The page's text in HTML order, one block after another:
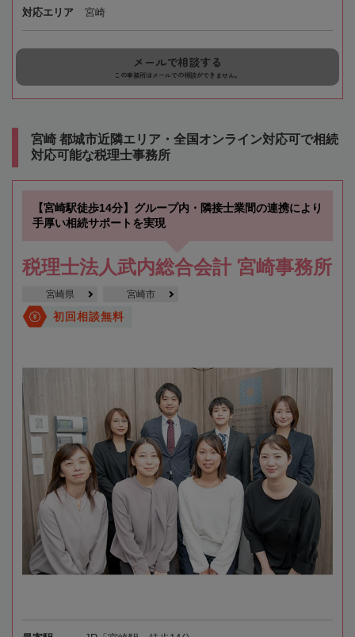
対応エリア 宮崎
メールで相談する
この事務所はメールでの相談ができません。
宮崎 都城市近隣エリア・全国オンライン対応可で相続
対応可能な税理士事務所
【宮崎駅徒歩14分】グループ内・隣接士業間の連携により
手厚い相続サポートを実現
税理士法人武内総合会計 宮崎事務所
宮崎県 宮崎市
初回相談無料